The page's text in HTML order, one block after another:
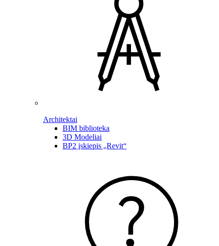
Architektai
BIM biblioteka
3D Modeliai
BP2 įskiepis „Revit“